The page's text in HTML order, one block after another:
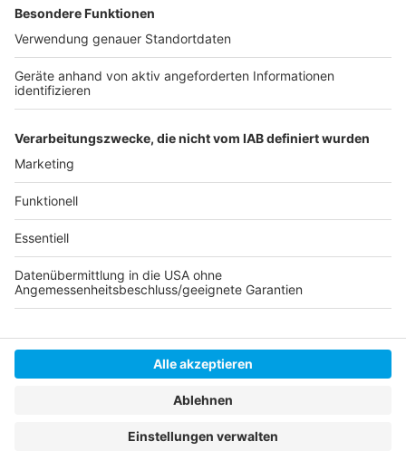
Hier könnt ihr euch für den Vabali Sunrise Run
anmelden
Das ist gerade so los im zakk
Anzeige